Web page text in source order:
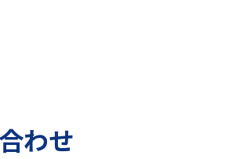
わせ